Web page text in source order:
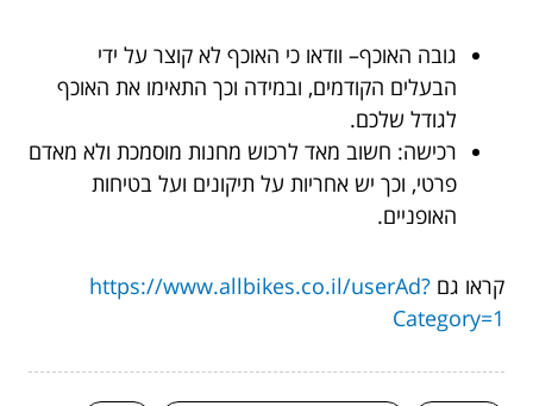
גובה האוכף– וודאו כי האוכף לא קוצר על ידי
הבעלים הקודמים, ובמידה וכך התאימו את האוכף
לגודל שלכם.
רכישה: חשוב מאד לרכוש מחנות מוסמכת ולא מאדם
פרטי, וכך יש אחריות על תיקונים ועל בטיחות
האופניים.
קראו גם https://www.allbikes.co.il/userAd?
Category=1